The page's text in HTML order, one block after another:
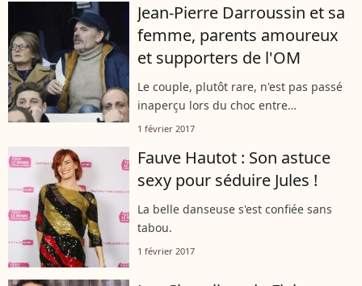
Jean-Pierre Darroussin et sa
femme, parents amoureux
et supporters de l'OM
Le couple, plutôt rare, n'est pas passé
inaperçu lors du choc entre
l'Olympique de Marseille et son rival
1 février 2017
Fauve Hautot : Son astuce
sexy pour séduire Jules !
La belle danseuse s'est confiée sans
tabou.
1 février 2017